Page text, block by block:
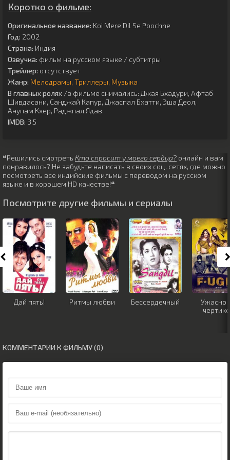
Коротко о фильме:
Оригинальное название: Koi Mere Dil Se Poochhe
Год: 2002
Страна: Индия
Озвучка: фильм на русском языке / субтитры
Трейлер: отсутствует
Жанр: Мелодрамы Триллеры Музыка
В главных ролях /в фильме снимались: Джая Бхадури, Афтаб
Шивдасани, Санджай Капур, Джаспал Бхатти, Эша Деол,
Анупам Кхер, Раджпал Ядав
IMDB: 3.5
❝Решились смотреть Кто спросит у моего сердца? онлайн и вам
понравилось? Не забудьте написать в своих соц. сетях, где можно
посмотреть все индийские фильмы с переводом на русском
языке и в хорошем HD качестве!❝
Посмотрите другие фильмы и сериалы
Дай пять! Ритмы любви Бессердечный
Ужасно
КОММЕНТАРИИ К ФИЛЬМУ (0)